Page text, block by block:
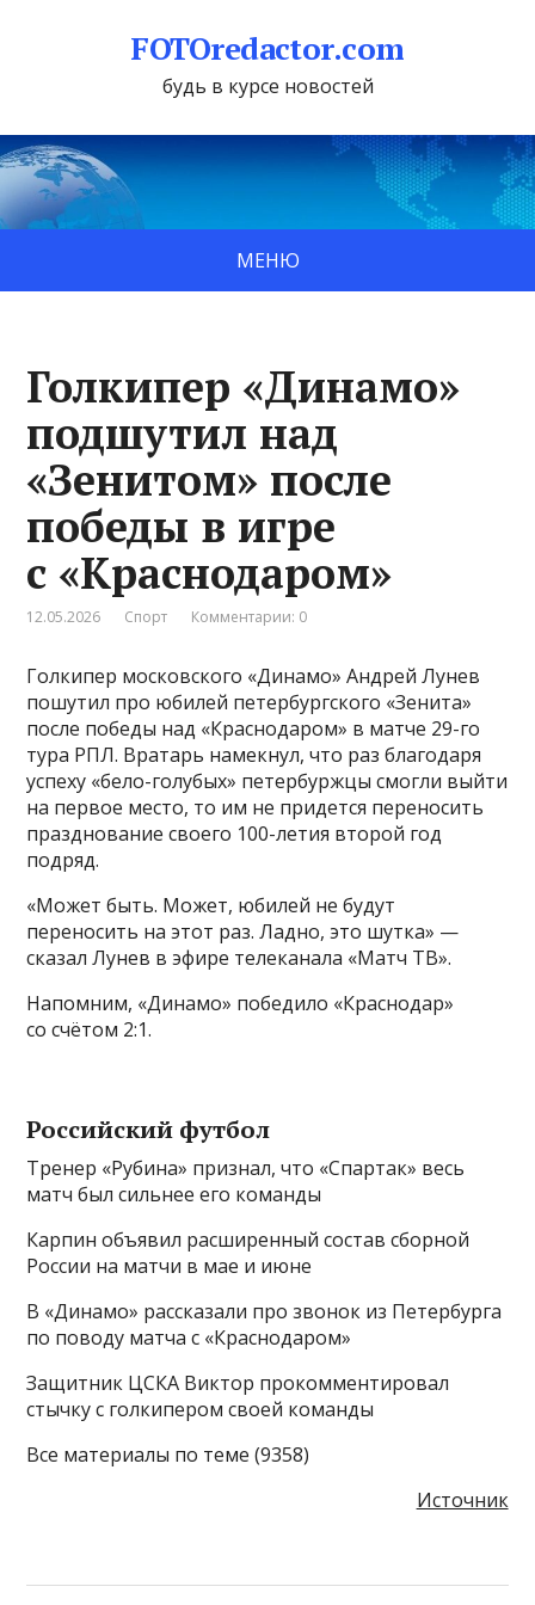
FOTOredactor.com
будь в курсе новостей
МЕНЮ
Голкипер «Динамо»
подшутил над
«Зенитом» после
победы в игре
с «Краснодаром»
12.05.2026 Спорт Комментарии: 0
Голкипер московского «Динамо» Андрей Лунев
пошутил про юбилей петербургского «Зенита»
после победы над «Краснодаром» в матче 29-го
тура РПЛ. Вратарь намекнул, что раз благодаря
успеху «бело-голубых» петербуржцы смогли выйти
на первое место, то им не придется переносить
празднование своего 100-летия второй год
подряд.
«Может быть. Может, юбилей не будут
переносить на этот раз. Ладно, это шутка» —
сказал Лунев в эфире телеканала «Матч ТВ».
Напомним, «Динамо» победило «Краснодар»
со счётом 2:1.
Российский футбол
Тренер «Рубина» признал, что «Спартак» весь
матч был сильнее его команды
Карпин объявил расширенный состав сборной
России на матчи в мае и июне
В «Динамо» рассказали про звонок из Петербурга
по поводу матча с «Краснодаром»
Защитник ЦСКА Виктор прокомментировал
стычку с голкипером своей команды
Все материалы по теме (9358)
Источник